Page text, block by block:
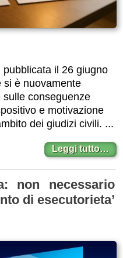
pubblicata il 26 giugno
si è nuovamente
conseguenze
e motivazione
dei giudizi civili. ...
Leggi tutto…
non necessario
di esecutorieta’